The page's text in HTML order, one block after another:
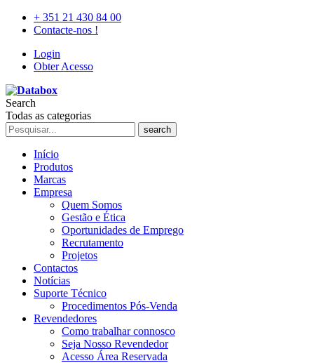
+ 351 21 430 84 00
Contacte-nos !
Login
Obter Acesso
Search
Todas as categorias
search
Início
Produtos
Marcas
Empresa
Quem Somos
Gestão e Ética
Oportunidades de Emprego
Recrutamento
Projetos
Contactos
Notícias
Suporte Técnico
Procedimentos Pós-Venda
Revendedores
Como trabalhar connosco
Seja Nosso Revendedor
Acesso Área Reservada